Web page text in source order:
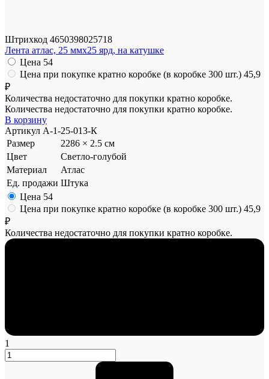
Штрихкод 4650398025718
Лента атлас, 25 ммx25 ярд, на катушке
Цена 54
Цена при покупке кратно коробке (в коробке 300 шт.) 45,9
₽
Количества недостаточно для покупки кратно коробке.
Количества недостаточно для покупки кратно коробке.
В корзину
Артикул A-1-25-013-К
Размер
2286 × 2.5 см
Цвет
Светло-голубой
Материал
Атлас
Ед. продажи Штука
Цена 54
Цена при покупке кратно коробке (в коробке 300 шт.) 45,9
₽
Количества недостаточно для покупки кратно коробке.
1